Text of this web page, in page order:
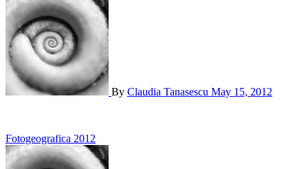
By Claudia Tanasescu May 15, 2012
Post
navigation
Fotogeografica 2012